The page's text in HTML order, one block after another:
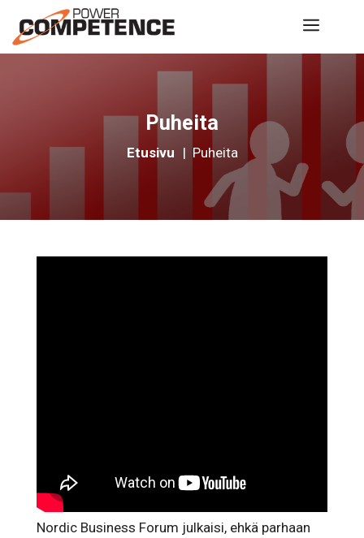
sisältöön
Puheita
Etusivu | Puheita
Nordic Business Forum julkaisi, ehkä parhaan